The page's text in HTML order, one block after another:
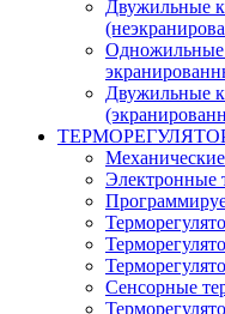
Двужильные
Одножильные
Двужильные
Электронные
Сенсорные